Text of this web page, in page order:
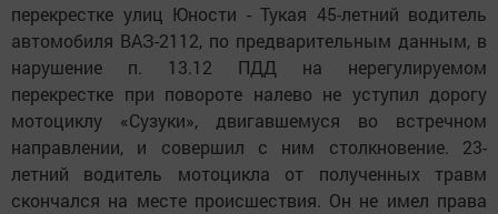
перекрестке улиц Юности - Тукая 45-летний водитель
автомобиля ВАЗ-2112, по предварительным данным, в
нарушение п. 13.12 ПДД на нерегулируемом
перекрестке при повороте налево не уступил дорогу
мотоциклу «Сузуки», двигавшемуся во встречном
направлении, и совершил с ним столкновение. 23-
летний водитель мотоцикла от полученных травм
скончался на месте происшествия. Он не имел права